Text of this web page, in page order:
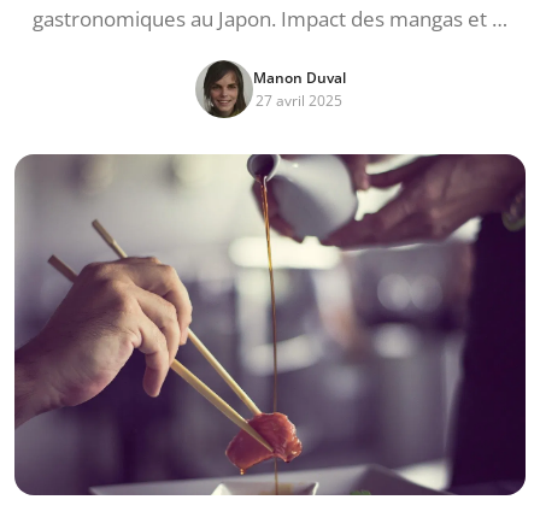
gastronomiques au Japon. Impact des mangas et …
Manon Duval
27 avril 2025